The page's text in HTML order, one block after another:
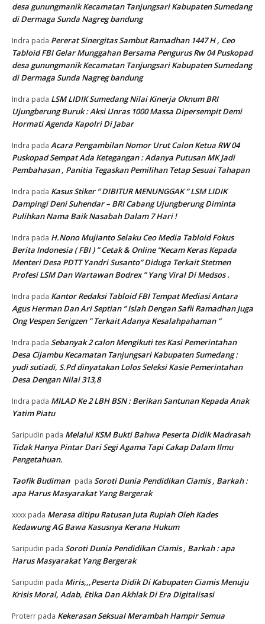
desa gunungmanik Kecamatan Tanjungsari Kabupaten Sumedang
di Dermaga Sunda Nagreg bandung
Indra pada Pererat Sinergitas Sambut Ramadhan 1447 H , Ceo
Tabloid FBI Gelar Munggahan Bersama Pengurus Rw 04 Puskopad
desa gunungmanik Kecamatan Tanjungsari Kabupaten Sumedang
di Dermaga Sunda Nagreg bandung
Indra pada LSM LIDIK Sumedang Nilai Kinerja Oknum BRI
Ujungberung Buruk : Aksi Unras 1000 Massa Dipersempit Demi
Hormati Agenda Kapolri Di Jabar
Indra pada Acara Pengambilan Nomor Urut Calon Ketua RW 04
Puskopad Sempat Ada Ketegangan : Adanya Putusan MK Jadi
Pembahasan , Panitia Tegaskan Pemilihan Tetap Sesuai Tahapan
Indra pada Kasus Stiker ” DIBITUR MENUNGGAK ” LSM LIDIK
Dampingi Deni Suhendar – BRI Cabang Ujungberung Diminta
Pulihkan Nama Baik Nasabah Dalam 7 Hari !
Indra pada H.Nono Mujianto Selaku Ceo Media Tabloid Fokus
Berita Indonesia ( FBI ) ” Cetak & Online “Kecam Keras Kepada
Menteri Desa PDTT Yandri Susanto” Diduga Terkait Stetmen
Profesi LSM Dan Wartawan Bodrex ” Yang Viral Di Medsos .
Indra pada Kantor Redaksi Tabloid FBI Tempat Mediasi Antara
Agus Herman Dan Ari Septian ” Islah Dengan Safii Ramadhan Juga
Ong Vespen Serigzen ” Terkait Adanya Kesalahpahaman “
Indra pada Sebanyak 2 calon Mengikuti tes Kasi Pemerintahan
Desa Cijambu Kecamatan Tanjungsari Kabupaten Sumedang :
yudi sutiadi, S.Pd dinyatakan Lolos Seleksi Kasie Pemerintahan
Desa Dengan Nilai 313,8
Indra pada MILAD Ke 2 LBH BSN : Berikan Santunan Kepada Anak
Yatim Piatu
Saripudin pada Melalui KSM Bukti Bahwa Peserta Didik Madrasah
Tidak Hanya Pintar Dari Segi Agama Tapi Cakap Dalam Ilmu
Pengetahuan.
Taofik Budiman pada Soroti Dunia Pendidikan Ciamis , Barkah :
apa Harus Masyarakat Yang Bergerak
xxxx pada Merasa ditipu Ratusan Juta Rupiah Oleh Kades
Kedawung AG Bawa Kasusnya Kerana Hukum
Saripudin pada Soroti Dunia Pendidikan Ciamis , Barkah : apa
Harus Masyarakat Yang Bergerak
Saripudin pada Miris,,,Peserta Didik Di Kabupaten Ciamis Menuju
Krisis Moral, Adab, Etika Dan Akhlak Di Era Digitalisasi
Proterr pada Kekerasan Seksual Merambah Hampir Semua